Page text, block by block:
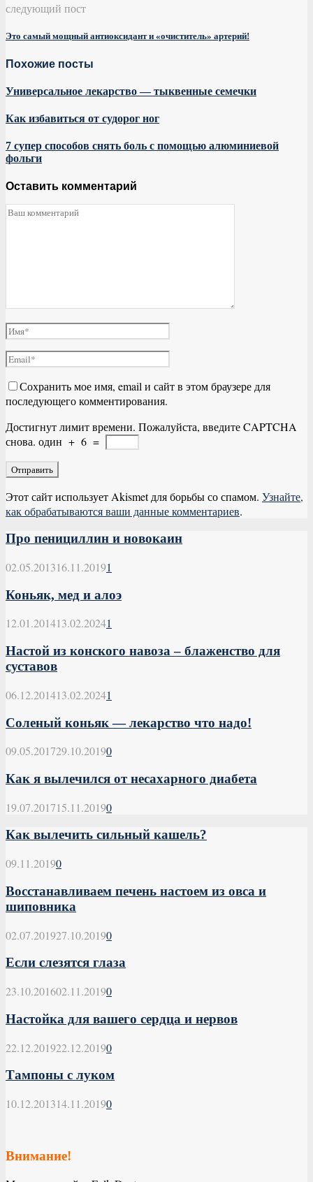
следующий пост
Это самый мощный антиоксидант и «очиститель» артерий!
Похожие посты
Универсальное лекарство — тыквенные семечки
Как избавиться от судорог ног
7 супер способов снять боль с помощью алюминиевой
фольги
Оставить комментарий
Сохранить мое имя, email и сайт в этом браузере для
последующего комментирования.
Достигнут лимит времени. Пожалуйста, введите CAPTCHA
снова. один + 6 =
Этот сайт использует Akismet для борьбы со спамом. Узнайте,
как обрабатываются ваши данные комментариев.
Про пенициллин и новокаин
02.05.201316.11.20191
Коньяк, мед и алоэ
12.01.201413.02.20241
Настой из конского навоза – блаженство для
суставов
06.12.201413.02.20241
Соленый коньяк — лекарство что надо!
09.05.201729.10.20190
Как я вылечился от несахарного диабета
19.07.201715.11.20190
Как вылечить сильный кашель?
09.11.20190
Восстанавливаем печень настоем из овса и
шиповника
02.07.201927.10.20190
Если слезятся глаза
23.10.201602.11.20190
Настойка для вашего сердца и нервов
22.12.201922.12.20190
Тампоны с луком
10.12.201314.11.20190
Внимание!